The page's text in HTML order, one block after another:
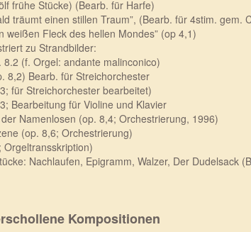
frühe Stücke) (Bearb. für Harfe)
träumt einen stillen Traum”, (Bearb. für 4stim. gem.
weißen Fleck des hellen Mondes” (op 4,1)
zu Strandbilder:
8.2 (f. Orgel: andante malinconico)
8,2) Bearb. für Streichorchester
für Streichorchester bearbeitet)
Bearbeitung für Violine und Klavier
Namenlosen (op. 8,4; Orchestrierung, 1996)
(op. 8,6; Orchestrierung)
Orgeltransskription)
Nachlaufen, Epigramm, Walzer, Der Dudelsack
Kompositionen